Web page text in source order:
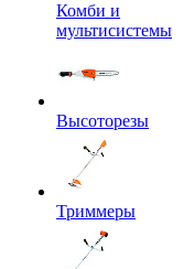
Комби и
мультисистемы
Высоторезы
Триммеры